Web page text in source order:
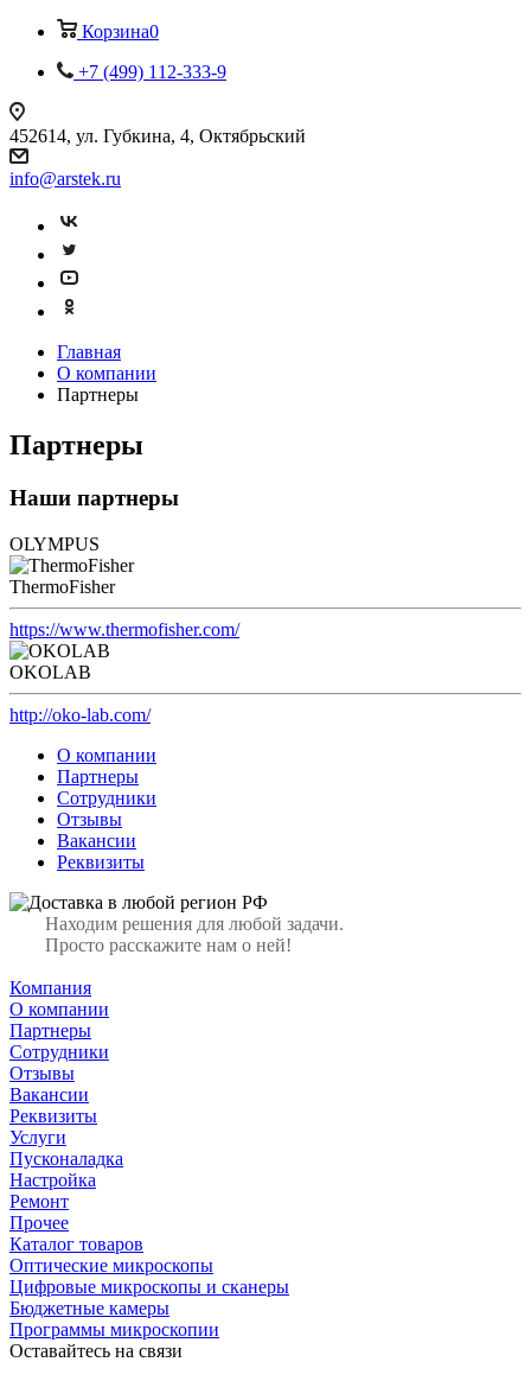
Корзина0
+7 (499) 112-333-9
452614, ул. Губкина, 4, Октябрьский
info@arstek.ru
Главная
О компании
Партнеры
Партнеры
Наши партнеры
OLYMPUS
ThermoFisher
https://www.thermofisher.com/
OKOLAB
http://oko-lab.com/
О компании
Партнеры
Сотрудники
Отзывы
Вакансии
Реквизиты
Находим решения для любой задачи.
Просто расскажите нам о ней!
Компания
О компании
Партнеры
Сотрудники
Отзывы
Вакансии
Реквизиты
Услуги
Пусконаладка
Настройка
Ремонт
Прочее
Каталог товаров
Оптические микроскопы
Цифровые микроскопы и сканеры
Бюджетные камеры
Программы микроскопии
Оставайтесь на связи